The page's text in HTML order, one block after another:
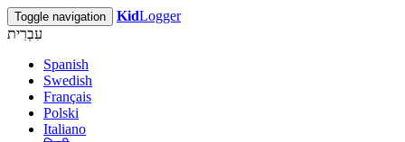
Toggle navigation KidLogger
עִבְרִית
Spanish
Swedish
Français
Polski
Italiano